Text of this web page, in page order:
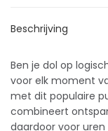
Beschrijving
Ben je dol op
voor elk moment
met dit populaire
combineert
daardoor voor uren